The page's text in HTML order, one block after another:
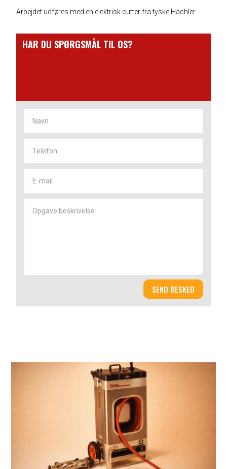
Arbejdet udføres med en elektrisk cutter fra tyske Hächler.
HAR DU SPØRGSMÅL TIL OS?
SEND BESKED